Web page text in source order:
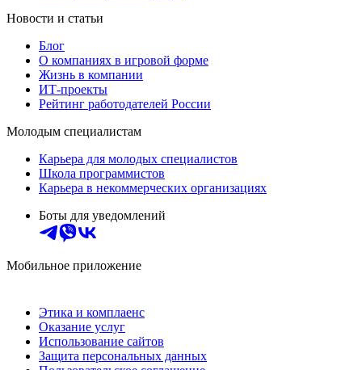
Новости и статьи
Блог
О компаниях в игровой форме
Жизнь в компании
ИТ-проекты
Рейтинг работодателей России
Молодым специалистам
Карьера для молодых специалистов
Школа программистов
Карьера в некоммерческих организациях
Боты для уведомлений
Мобильное приложение
Этика и комплаенс
Оказание услуг
Использование сайтов
Защита персональных данных